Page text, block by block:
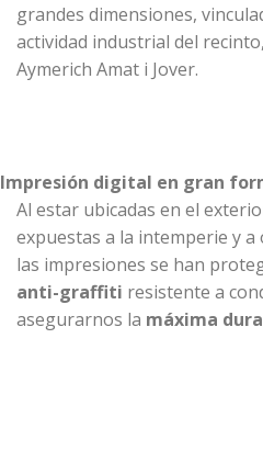
grandes dimensiones,
actividad industrial del
Aymerich Amat i Jover.
Impresión digital en gran
Al estar ubicadas en el
expuestas a la intemperie y
las impresiones se han
anti-graffiti resistente a
asegurarnos la máxima